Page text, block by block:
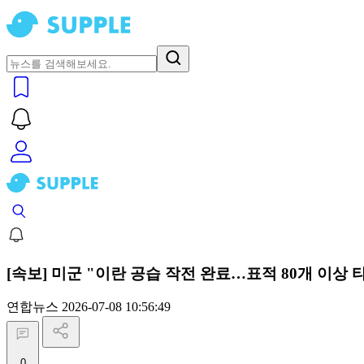
[속보] 미군 "이란 공습 작전 완료…표적 80개 이상
연합뉴스 2026-07-08 10:56:49